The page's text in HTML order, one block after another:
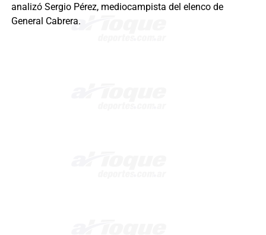
analizó Sergio Pérez, mediocampista del elenco de
General Cabrera.